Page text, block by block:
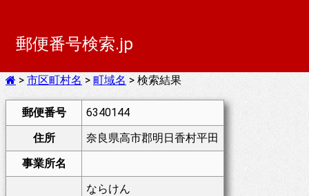
郵便番号検索.jp
> 市区町村名 > 町域名 > 検索結果
郵便番号
6340144
住所
奈良県高市郡明日香村平田
事業所名
ならけん